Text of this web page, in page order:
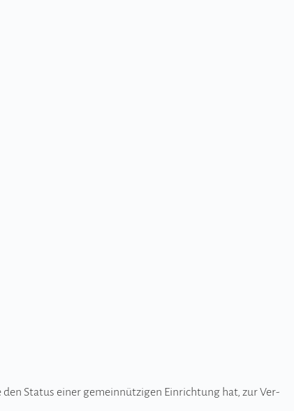
den Sta­tus einer geme­in­nüt­zi­gen Ein­rich­tung hat, zur Ver­